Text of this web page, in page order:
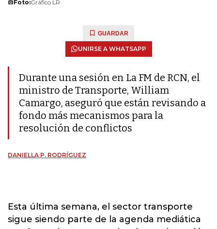
Foto:Gráfico LR
GUARDAR
UNIRSE A WHATSAPP
Durante una sesión en La FM de RCN, el
ministro de Transporte, William
Camargo, aseguró que están revisando a
fondo más mecanismos para la
resolución de conflictos
DANIELLA P. RODRÍGUEZ
Esta última semana, el sector transporte
sigue siendo parte de la agenda mediática